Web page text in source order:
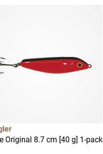
varje månad
idag!
Original 8.7 cm [40 g] 1-pack